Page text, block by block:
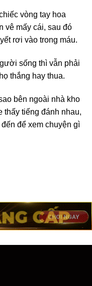
vòng tay hoa
vê mấy cái, sau đó
rơi vào trong máu.
sống thì vẫn phải
thắng hay thua.
bên ngoài nhà kho
thấy tiếng đánh nhau,
để xem chuyện gì